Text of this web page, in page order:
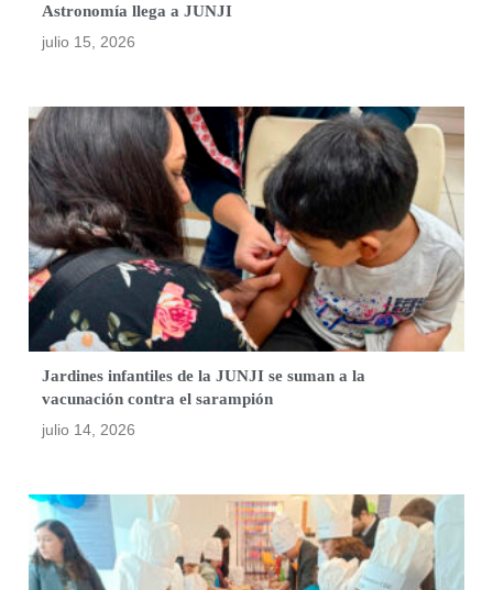
Astronomía llega a JUNJI
julio 15, 2026
Jardines infantiles de la JUNJI se suman a la
vacunación contra el sarampión
julio 14, 2026